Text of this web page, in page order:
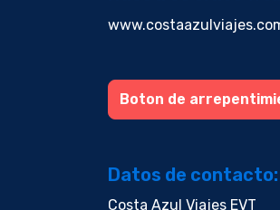
Boton de
Datos de contacto:
Costa Azul Viajes EVT